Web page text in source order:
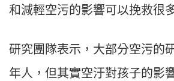
和減輕空污的影響可以挽救很
研究團隊表示，大部分空污的
年人，但其實空汙對孩子的影